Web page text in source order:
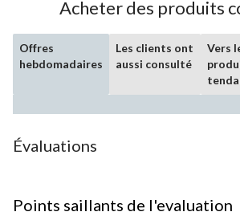
Acheter des produits
Offres
hebdomadaires
Les clients ont
aussi consulté
Vers
Évaluations
Points saillants de l'evaluation